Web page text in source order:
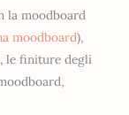
la moodboard
moodboard),
le finiture degli